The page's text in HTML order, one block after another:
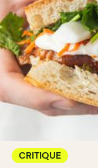
CRITIQUE